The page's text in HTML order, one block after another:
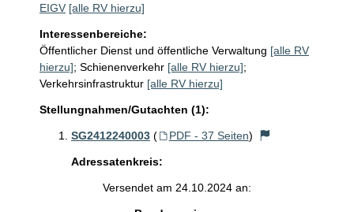
EIGV [alle RV hierzu]
Interessenbereiche:
Öffentlicher Dienst und öffentliche Verwaltung [alle RV
hierzu]; Schienenverkehr [alle RV hierzu];
Verkehrsinfrastruktur [alle RV hierzu]
Stellungnahmen/Gutachten (1):
SG2412240003 ( PDF - 37 Seiten)
Adressatenkreis:
Versendet am 24.10.2024 an: